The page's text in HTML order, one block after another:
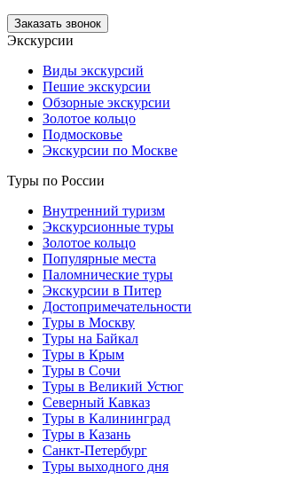
Заказать звонок
Экскурсии
Виды экскурсий
Пешие экскурсии
Обзорные экскурсии
Золотое кольцо
Подмосковье
Экскурсии по Москве
Туры по России
Внутренний туризм
Экскурсионные туры
Золотое кольцо
Популярные места
Паломнические туры
Экскурсии в Питер
Достопримечательности
Туры в Москву
Туры на Байкал
Туры в Крым
Туры в Сочи
Туры в Великий Устюг
Северный Кавказ
Туры в Калининград
Туры в Казань
Санкт-Петербург
Туры выходного дня